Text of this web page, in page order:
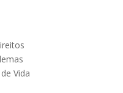
Vida